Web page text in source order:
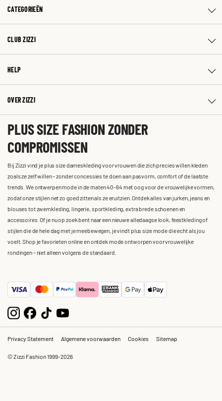
CATEGORIEËN
CLUB ZIZZI
HELP
OVER ZIZZI
PLUS SIZE FASHION ZONDER
COMPROMISSEN
Bij Zizzi vind je plus size dameskleding voor vrouwen die zich precies willen kleden
zoals ze zelf willen – zonder concessies te doen aan pasvorm, comfort of de laatste
trends. We ontwerpen mode in de maten 40-64 met oog voor de vrouwelijke vormen,
zodat onze stijlen net zo goed zitten als ze eruitzien. Ontdek alles van jurken, jeans en
blouses tot zwemkleding, lingerie, sportkleding, extra brede schoenen en
accessoires. Of je nu op zoek bent naar een nieuwe alledaagse look, feestkleding of
stijlen die de hele dag met je meebewegen, je vindt plus size mode die echt als jou
voelt. Shop je favorieten online en ontdek mode ontworpen voor vrouwelijke
rondingen – niet alleen volgens de standaard.
Privacy Statement Algemene voorwaarden Cookies Sitemap
© Zizzi Fashion 1999-2026